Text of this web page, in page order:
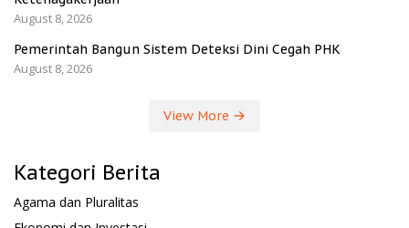
August 8, 2026
Pemerintah Bangun Sistem Deteksi Dini Cegah PHK
August 8, 2026
View More
Kategori Berita
Agama dan Pluralitas